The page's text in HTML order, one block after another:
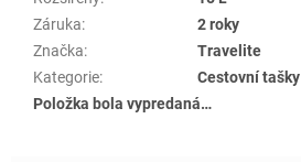
Záruka:
2 roky
Značka:
Travelite
Kategorie:
Cestovní tašky
Položka bola vypredaná…